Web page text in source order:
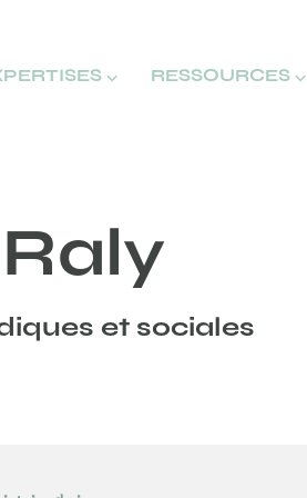
⌵ RESSOURCES ⌵
Raly
et sociales